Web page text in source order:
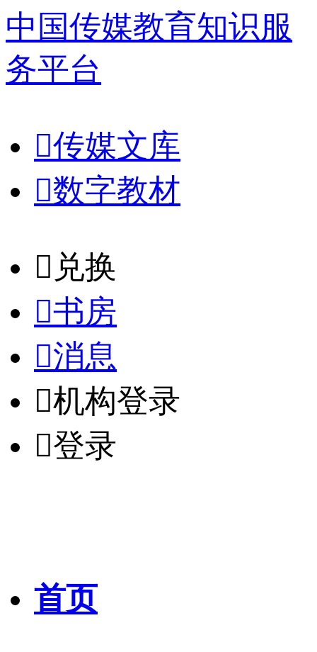
中国传媒教育知识服
务平台
传媒文库
数字教材
𐈈 兑换
书房
消息
机构登录
登录
首页